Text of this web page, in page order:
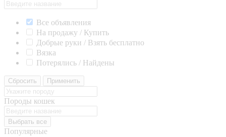
Все объявления
На продажу / Купить
Добрые руки / Взять бесплатно
Вязка
Потерялись / Найдены
Сбросить Применить
Породы кошек
Выбрать все
Популярные